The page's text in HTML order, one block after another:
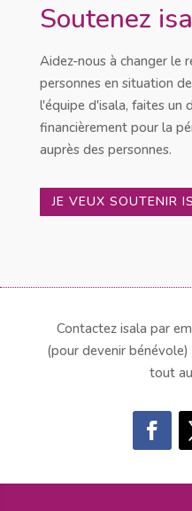
Soutenez
Aidez-nous à changer le
personnes en situation
l'équipe d'isala, faites un
financièrement pour la
auprès des personnes.
JE VEUX SOUTENIR
Contactez isala par
(pour devenir bénévole)
tout